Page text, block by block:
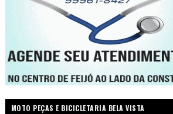
MOTO PEÇAS E BICICLETARIA BELA VISTA